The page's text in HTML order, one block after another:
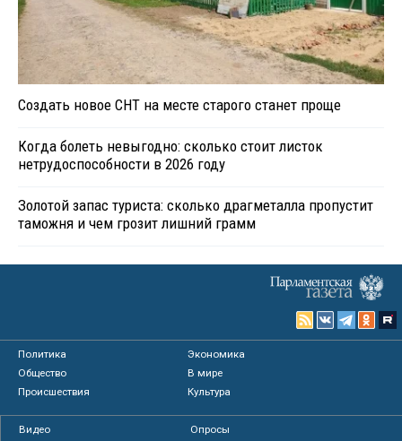
Создать новое СНТ на месте старого станет проще
Когда болеть невыгодно: сколько стоит листок
нетрудоспособности в 2026 году
Золотой запас туриста: сколько драгметалла пропустит
таможня и чем грозит лишний грамм
Политика
Экономика
Общество
В мире
Происшествия
Культура
Видео
Опросы